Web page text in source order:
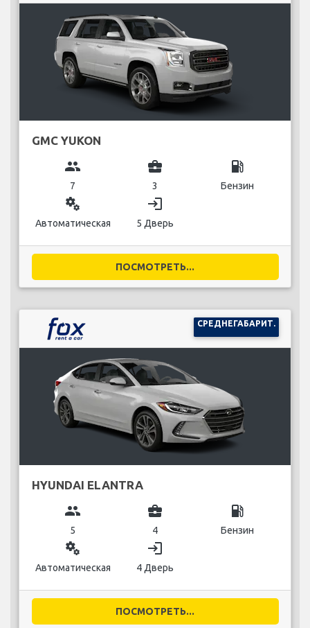
GMC YUKON
group
7
business_center
3
local_gas_station
Бензин
miscellaneous_services
Автоматическая
login
5 Дверь
ПОСМОТРЕТЬ...
СРЕДНЕГАБАРИТ.
HYUNDAI ELANTRA
group
5
business_center
4
local_gas_station
Бензин
miscellaneous_services
Автоматическая
login
4 Дверь
ПОСМОТРЕТЬ...